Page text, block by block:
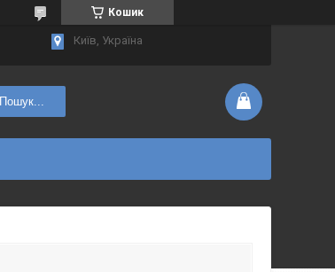
Кошик
Київ, Україна
Пошук...